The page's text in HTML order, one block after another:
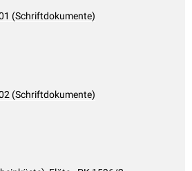
(Schriftdokumente)
(Schriftdokumente)